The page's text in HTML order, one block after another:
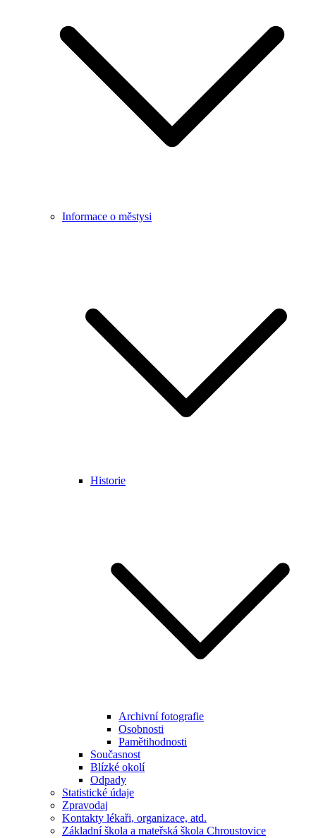
Informace o městysi
Historie
Archivní fotografie
Osobnosti
Pamětihodnosti
Současnost
Blízké okolí
Odpady
Statistické údaje
Zpravodaj
Kontakty lékaři, organizace, atd.
Základní škola a mateřská škola Chroustovice